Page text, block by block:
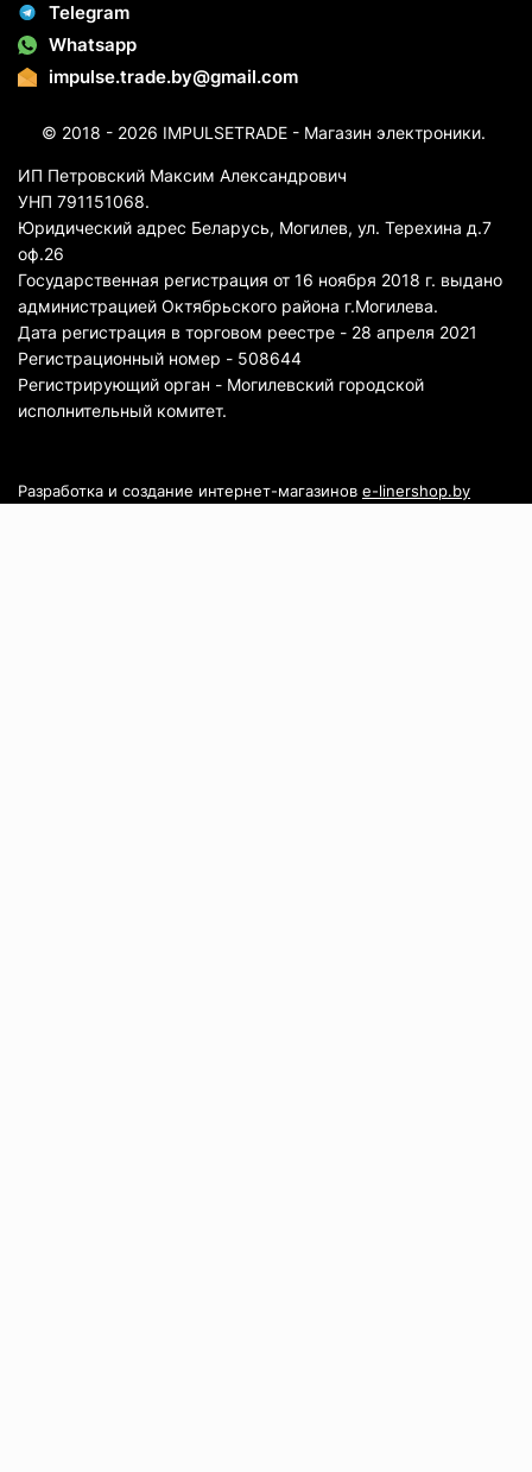
Telegram
Whatsapp
impulse.trade.by@gmail.com
© 2018 - 2026 IMPULSETRADE - Магазин электроники.
ИП Петровский Максим Александрович
УНП 791151068.
Юридический адрес Беларусь, Могилев, ул. Терехина д.7
оф.26
Государственная регистрация от 16 ноября 2018 г. выдано
администрацией Октябрьского района г.Могилева.
Дата регистрация в торговом реестре - 28 апреля 2021
Регистрационный номер - 508644
Регистрирующий орган - Могилевский городской
исполнительный комитет.
Разработка и создание интернет-магазинов e-linershop.by